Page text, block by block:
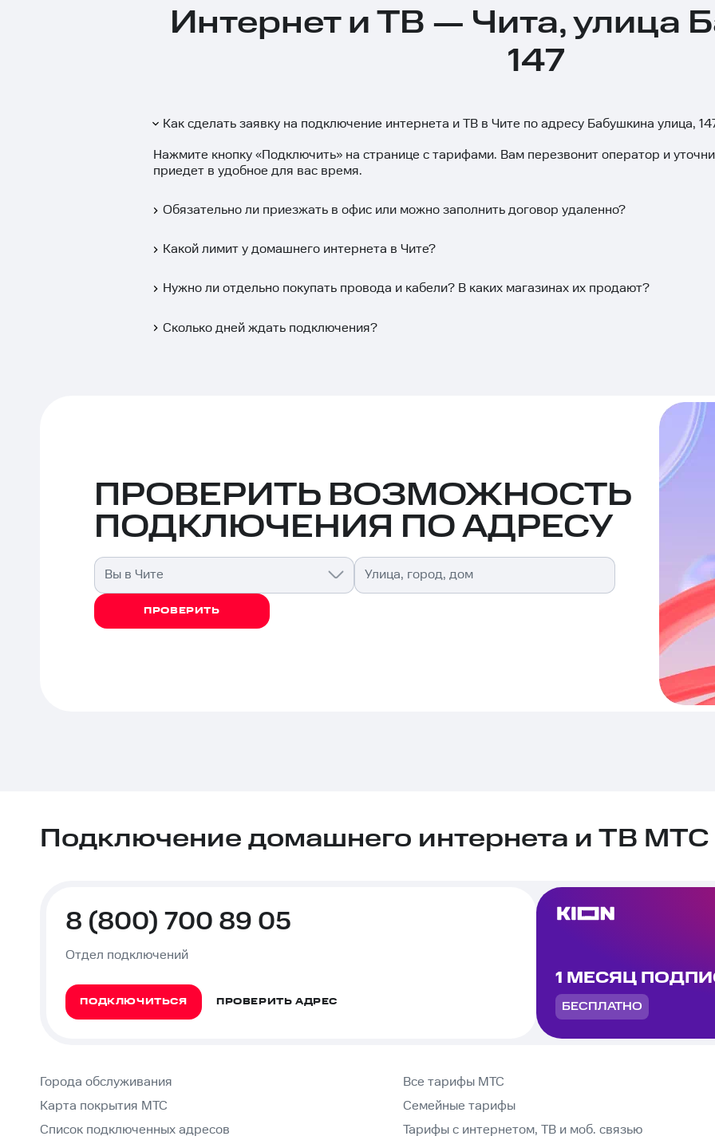
Интернет и ТВ — Чита, улица
147
Как сделать заявку на подключение интернета и ТВ в Чите по адресу Бабушкина улица,
Нажмите кнопку «Подключить» на странице с тарифами. Вам перезвонит оператор и
приедет в удобное для вас время.
Обязательно ли приезжать в офис или можно заполнить договор удаленно?
Какой лимит у домашнего интернета в Чите?
Нужно ли отдельно покупать провода и кабели? В каких магазинах их продают?
Сколько дней ждать подключения?
ПРОВЕРИТЬ ВОЗМОЖНОСТЬ
ПОДКЛЮЧЕНИЯ ПО АДРЕСУ
Вы в Чите Улица, город, дом
ПРОВЕРИТЬ
Подключение домашнего интернета и ТВ МТС
8 (800) 700 89 05
Отдел подключений
ПОДКЛЮЧИТЬСЯ ПРОВЕРИТЬ АДРЕС
1 МЕСЯЦ
БЕСПЛАТНО
Города обслуживания
Карта покрытия МТС
Список подключенных адресов
Все тарифы МТС
Семейные тарифы
Тарифы с интернетом, ТВ и моб. связью